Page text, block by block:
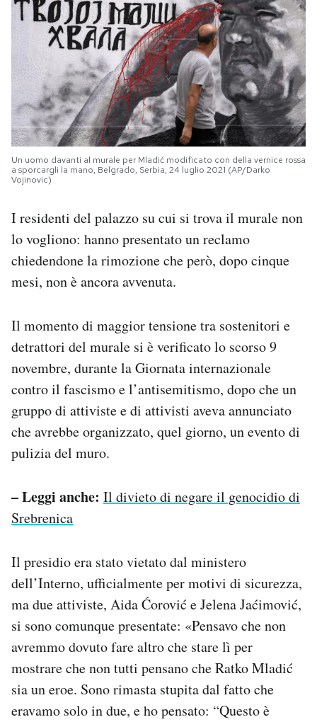
Un uomo davanti al murale per Mladić modificato con della vernice rossa
a sporcargli la mano, Belgrado, Serbia, 24 luglio 2021 (AP/Darko
Vojinovic)
I residenti del palazzo su cui si trova il murale non
lo vogliono: hanno presentato un reclamo
chiedendone la rimozione che però, dopo cinque
mesi, non è ancora avvenuta.
Il momento di maggior tensione tra sostenitori e
detrattori del murale si è verificato lo scorso 9
novembre, durante la Giornata internazionale
contro il fascismo e l’antisemitismo, dopo che un
gruppo di attiviste e di attivisti aveva annunciato
che avrebbe organizzato, quel giorno, un evento di
pulizia del muro.
– Leggi anche: Il divieto di negare il genocidio di
Srebrenica
Il presidio era stato vietato dal ministero
dell’Interno, ufficialmente per motivi di sicurezza,
ma due attiviste, Aida Ćorović e Jelena Jaćimović,
si sono comunque presentate: «Pensavo che non
avremmo dovuto fare altro che stare lì per
mostrare che non tutti pensano che Ratko Mladić
sia un eroe. Sono rimasta stupita dal fatto che
eravamo solo in due, e ho pensato: “Questo è